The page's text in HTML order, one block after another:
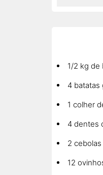
1/2 kg de
4 batatas
1 colher
4 dentes
2
12